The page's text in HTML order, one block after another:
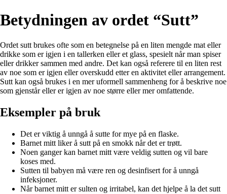
Betydningen av ordet “Sutt”
Ordet sutt brukes ofte som en betegnelse på en liten mengde mat eller
drikke som er igjen i en tallerken eller et glass, spesielt når man spiser
eller drikker sammen med andre. Det kan også referere til en liten rest
av noe som er igjen eller overskudd etter en aktivitet eller arrangement.
Sutt kan også brukes i en mer uformell sammenheng for å beskrive noe
som gjenstår eller er igjen av noe større eller mer omfattende.
Eksempler på bruk
Det er viktig å unngå å sutte for mye på en flaske.
Barnet mitt liker å sutt på en smokk når det er trøtt.
Noen ganger kan barnet mitt være veldig sutten og vil bare
koses med.
Sutten til babyen må være ren og desinfisert for å unngå
infeksjoner.
Når barnet mitt er sulten og irritabel, kan det hjelpe å la det sutt